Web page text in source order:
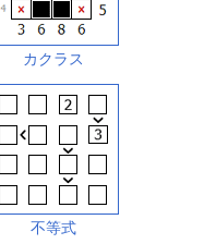
カクラス
不等式